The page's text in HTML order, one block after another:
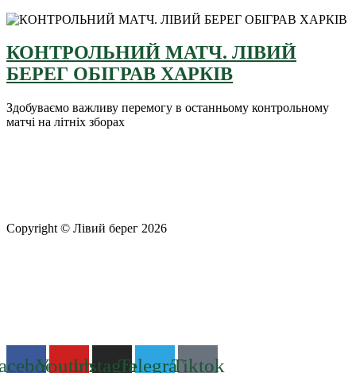
КОНТРОЛЬНИЙ МАТЧ. ЛІВИЙ
БЕРЕГ ОБІГРАВ ХАРКІВ
Здобуваємо важливу перемогу в останньому контрольному
матчі на літніх зборах
Copyright © Лівий берег 2026
YoutubeInstagramTelegramTiktok